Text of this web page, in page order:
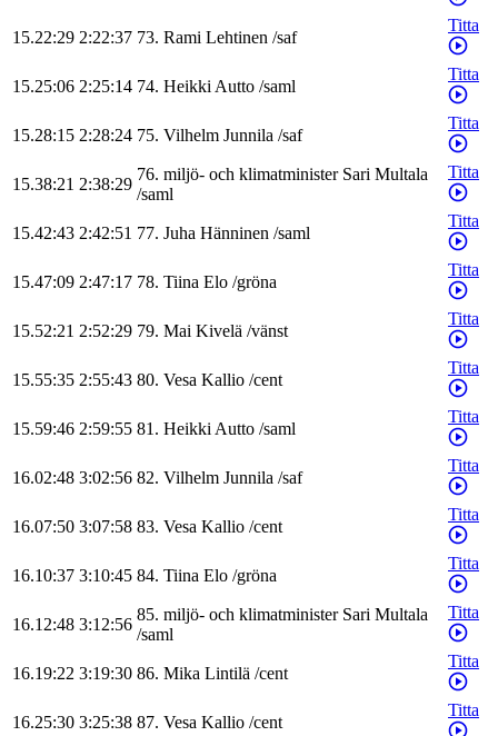
15.22:29 2:22:37 73. Rami Lehtinen /saf
Titta
15.25:06 2:25:14 74. HeikkiAutto /saml
Titta
15.28:15 2:28:24 75. Vilhelm Junnila /saf
Titta
15.38:21 2:38:29
76. miljö- och klimatminister Sari Multala
/saml
Titta
15.42:43 2:42:51 77. Juha Hänninen /saml
Titta
15.47:09 2:47:17 78. Tiina Elo /gröna
Titta
15.52:21 2:52:29 79. Mai Kivelä /vänst
Titta
15.55:35 2:55:43 80. Vesa Kallio /cent
Titta
15.59:46 2:59:55 81. HeikkiAutto /saml
Titta
16.02:48 3:02:56 82. Vilhelm Junnila /saf
Titta
16.07:50 3:07:58 83. Vesa Kallio /cent
Titta
16.10:37 3:10:45 84. Tiina Elo /gröna
Titta
16.12:48 3:12:56
85. miljö- och klimatminister Sari Multala
/saml
Titta
16.19:22 3:19:30 86. Mika Lintilä /cent
Titta
16.25:30 3:25:38 87. Vesa Kallio /cent
Titta